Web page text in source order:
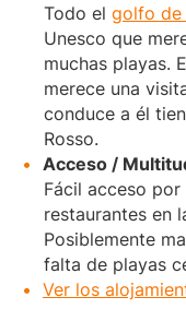
Todo el golfo de
Unesco que
muchas playas.
merece una
conduce a él
Rosso.
Acceso /
Fácil acceso
restaurantes en
Posiblemente
falta de playas
Ver los